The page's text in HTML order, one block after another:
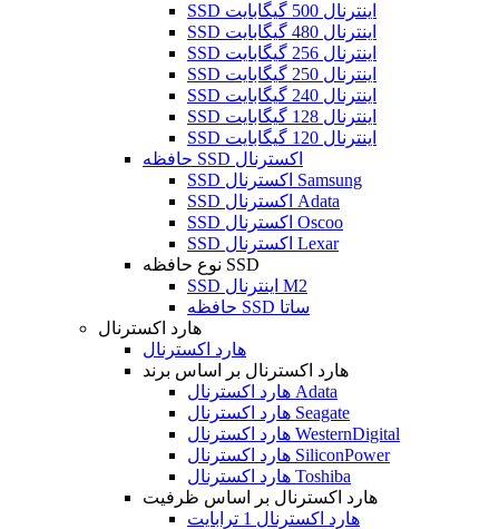
SSD اینترنال 500 گیگابایت
SSD اینترنال 480 گیگابایت
SSD اینترنال 256 گیگابایت
SSD اینترنال 250 گیگابایت
SSD اینترنال 240 گیگابایت
SSD اینترنال 128 گیگابایت
SSD اینترنال 120 گیگابایت
حافظه SSD اکسترنال
SSD اکسترنال Samsung
SSD اکسترنال Adata
SSD اکسترنال Oscoo
SSD اکسترنال Lexar
نوع حافظه SSD
SSD اینترنال M2
حافظه SSD ساتا
هارد اکسترنال
هارد اکسترنال
هارد اکسترنال بر اساس برند
هارد اکسترنال Adata
هارد اکسترنال Seagate
هارد اکسترنال WesternDigital
هارد اکسترنال SiliconPower
هارد اکسترنال Toshiba
هارد اکسترنال بر اساس ظرفیت
هارد اکسترنال 1 ترابایت